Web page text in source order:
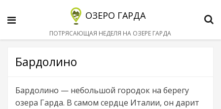
ОЗЕРО ГАРДА
ПОТРЯСАЮЩАЯ НЕДЕЛЯ НА ОЗЕРЕ ГАРДА
Menu
Бардолино
Бардолино — небольшой городок на берегу
озера Гарда. В самом сердце Италии, он дарит